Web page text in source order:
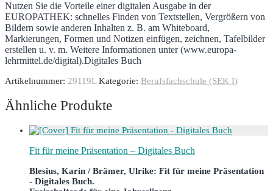
Nutzen Sie die Vorteile einer digitalen Ausgabe in der
EUROPATHEK: schnelles Finden von Textstellen, Vergrößern von
Bildern sowie anderen Inhalten z. B. am Whiteboard,
Markierungen, Formen und Notizen einfügen, zeichnen, Tafelbilder
erstellen u. v. m. Weitere Informationen unter (www.europa-
lehrmittel.de/digital).Digitales Buch
Artikelnummer: 29119L Kategorie: Berufsfachschule (SEK I)
Ähnliche Produkte
Fit für meine Präsentation – Digitales Buch
Blesius, Karin / Brämer, Ulrike: Fit für meine Präsentation
- Digitales Buch.